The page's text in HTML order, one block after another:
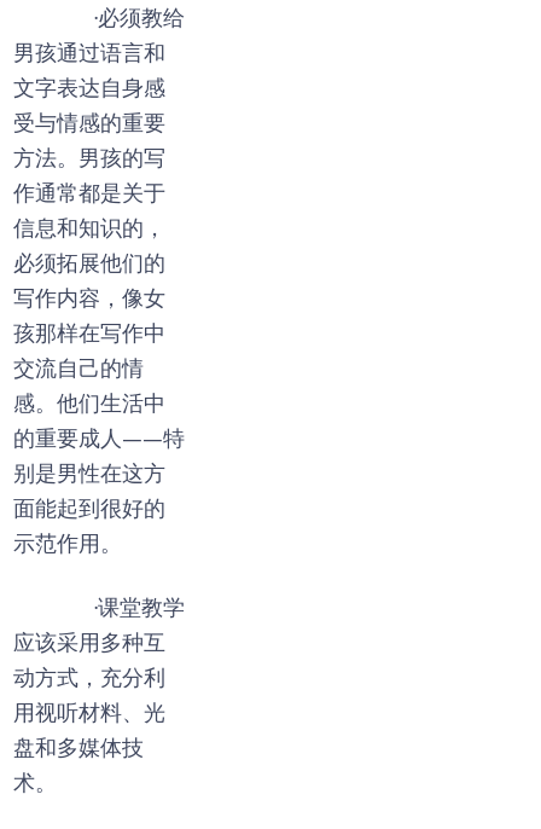
·必须教给
男孩通过语言和
文字表达自身感
受与情感的重要
方法。男孩的写
作通常都是关于
信息和知识的，
必须拓展他们的
写作内容，像女
孩那样在写作中
交流自己的情
感。他们生活中
的重要成人——特
别是男性在这方
面能起到很好的
示范作用。
·课堂教学
应该采用多种互
动方式，充分利
用视听材料、光
盘和多媒体技
术。